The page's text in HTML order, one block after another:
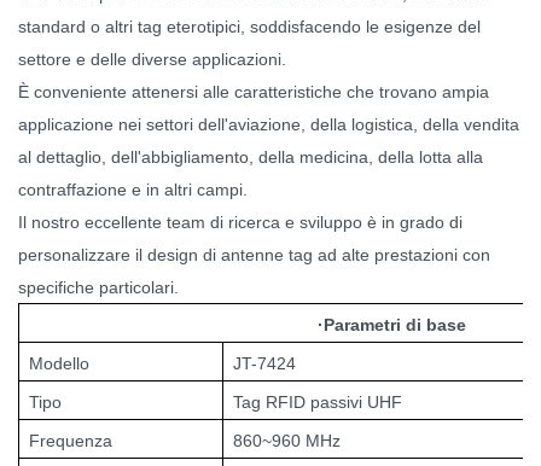
standard o altri tag eterotipici, soddisfacendo le esigenze del
settore e delle diverse applicazioni.
È conveniente attenersi alle caratteristiche che trovano ampia
applicazione nei settori dell'aviazione, della logistica, della vendita
al dettaglio, dell'abbigliamento, della medicina, della lotta alla
contraffazione e in altri campi.
Il nostro eccellente team di ricerca e sviluppo è in grado di
personalizzare il design di antenne tag ad alte prestazioni con
specifiche particolari.
·Parametri di base
Modello
JT-7424
Tipo
Tag RFID passivi UHF
Frequenza
860~960 MHz